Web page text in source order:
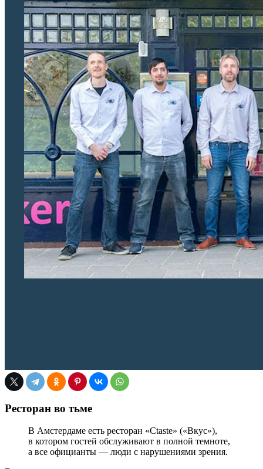
Ресторан во тьме
В Амстердаме есть ресторан «Ctaste» («Вкус»),
в котором гостей обслуживают в полной темноте,
а все официанты — люди с нарушениями зрения.